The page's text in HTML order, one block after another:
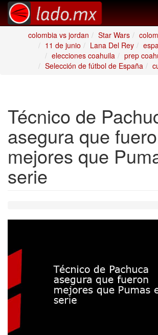
colombia vs jordan
Star Wars
11 de junio
Lana Del Rey
elecciones coahuila
prep
Selección de fútbol de España
Técnico de
asegura que
mejores que
serie